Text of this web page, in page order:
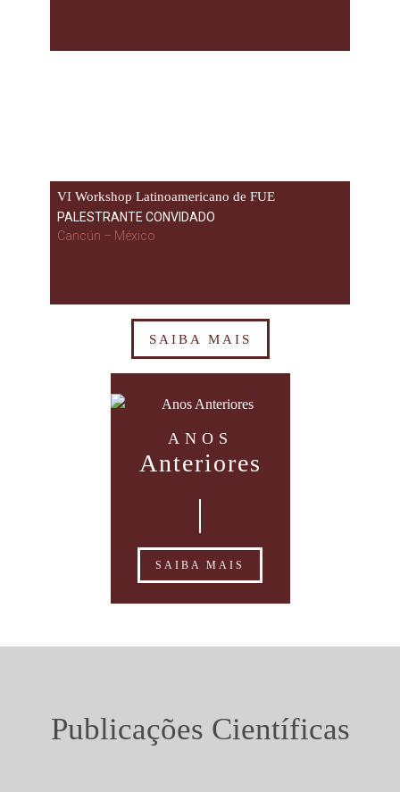
VI Workshop Latinoamericano de FUE
PALESTRANTE CONVIDADO
Cancún – México
SAIBA MAIS
ANOS
Anteriores
SAIBA MAIS
Publicações Científicas